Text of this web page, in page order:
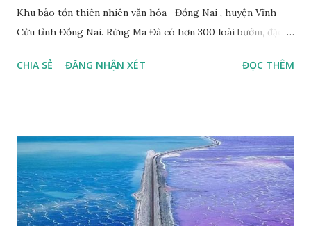
Khu bảo tồn thiên nhiên văn hóa Đồng Nai , huyện Vĩnh
Cửu tỉnh Đồng Nai. Rừng Mã Đà có hơn 300 loài bướm, đặc
đuôi trắng (Lamproptera curius) đặc trưng là cái đuôi dài
Happy Việt Nam 2024 Vietnam.vn
CHIA SẺ ĐĂNG NHẬN XÉT ĐỌC THÊM